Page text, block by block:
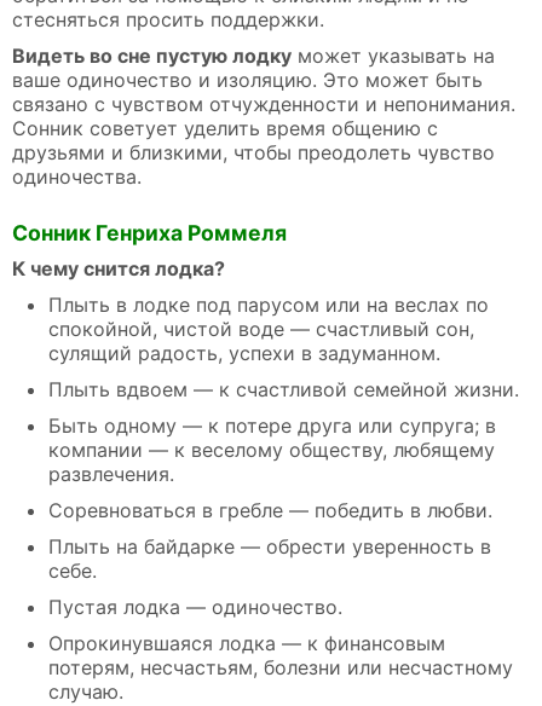
стесняться просить поддержки.
Видеть во сне пустую лодку может указывать на
ваше одиночество и изоляцию. Это может быть
связано с чувством отчужденности и непонимания.
Сонник советует уделить время общению с
друзьями и близкими, чтобы преодолеть чувство
одиночества.
Сонник Генриха Роммеля
К чему снится лодка?
Плыть в лодке под парусом или на веслах по
спокойной, чистой воде — счастливый сон,
сулящий радость, успехи в задуманном.
Плыть вдвоем — к счастливой семейной жизни.
Быть одному — к потере друга или супруга; в
компании — к веселому обществу, любящему
развлечения.
Соревноваться в гребле — победить в любви.
Плыть на байдарке — обрести уверенность в
себе.
Пустая лодка — одиночество.
Опрокинувшаяся лодка — к финансовым
потерям, несчастьям, болезни или несчастному
случаю.